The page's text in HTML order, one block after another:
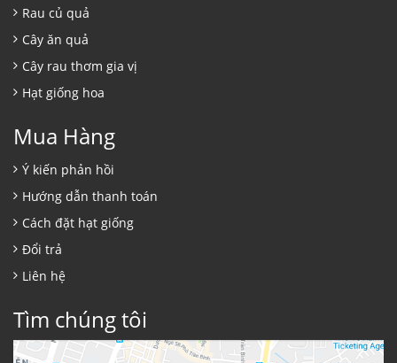
Rau củ quả
Cây ăn quả
Cây rau thơm gia vị
Hạt giống hoa
Mua Hàng
Ý kiến phản hồi
Hướng dẫn thanh toán
Cách đặt hạt giống
Đổi trả
Liên hệ
Tìm chúng tôi